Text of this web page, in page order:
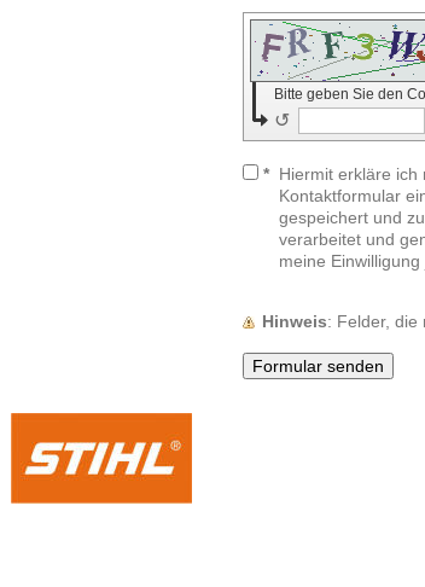
Bitte geben Sie den
↺
* Hiermit erkläre ich
Kontaktformular
gespeichert und
verarbeitet und
meine
Hinweis : Felder, die